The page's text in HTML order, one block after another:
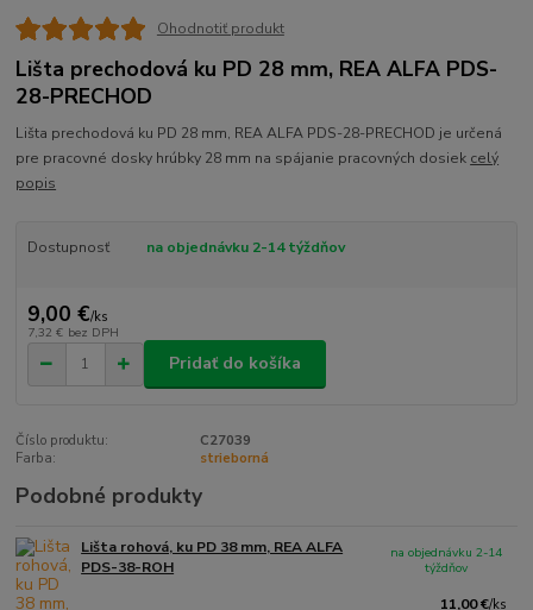
Ohodnotiť produkt
Lišta prechodová ku PD 28 mm, REA ALFA PDS-
28-PRECHOD
Lišta prechodová ku PD 28 mm, REA ALFA PDS-28-PRECHOD je určená
pre pracovné dosky hrúbky 28 mm na spájanie pracovných dosiek celý
popis
Dostupnosť na objednávku 2-14 týždňov
9,00 €/ks
7,32 € bez DPH
Pridať do košíka
Číslo produktu:
C27039
Farba:
strieborná
Podobné produkty
Lišta rohová, ku PD 38 mm, REA ALFA
PDS-38-ROH
11,00 €/ks
na objednávku 2-14
týždňov